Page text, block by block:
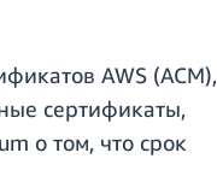
AWS (ACM),
сертификаты,
о том, что срок